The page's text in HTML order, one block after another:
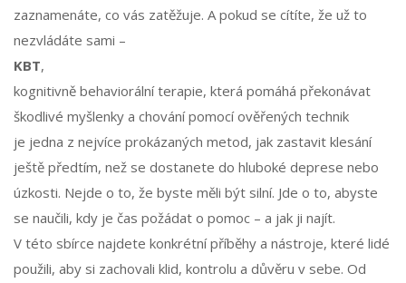
zaznamenáte, co vás zatěžuje. A pokud se cítíte, že už to
nezvládáte sami –
KBT,
kognitivně behaviorální terapie, která pomáhá překonávat
škodlivé myšlenky a chování pomocí ověřených technik
je jedna z nejvíce prokázaných metod, jak zastavit klesání
ještě předtím, než se dostanete do hluboké deprese nebo
úzkosti. Nejde o to, že byste měli být silní. Jde o to, abyste
se naučili, kdy je čas požádat o pomoc – a jak ji najít.
V této sbírce najdete konkrétní příběhy a nástroje, které lidé
použili, aby si zachovali klid, kontrolu a důvěru v sebe. Od